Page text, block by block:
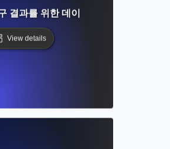
결과를 위한 데이터베이스 도구 마스
View details